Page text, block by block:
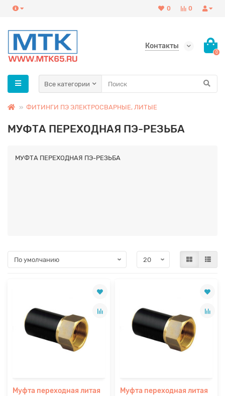
0
0
Контакты
0
Все категории
ФИТИНГИ ПЭ ЭЛЕКТРОСВАРНЫЕ, ЛИТЫЕ
МУФТА ПЕРЕХОДНАЯ ПЭ-РЕЗЬБА
МУФТА ПЕРЕХОДНАЯ ПЭ-РЕЗЬБА
Муфта переходная литая
Муфта переходная литая